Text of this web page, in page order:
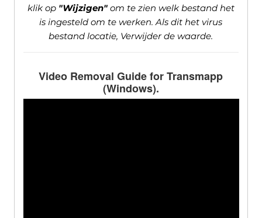
klik op "Wijzigen"om te zien welk bestand het
is ingesteld om te werken. Als dit het virus
bestand locatie, Verwijder de waarde.
Video Removal Guide for Transmapp
(Windows).